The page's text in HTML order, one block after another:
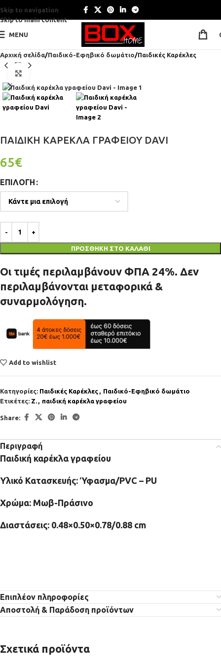
Skip to navigation
Skip to main content
MENU
Αρχική σελίδα Παιδικό-Εφηβικό δωμάτιο Παιδικές Καρέκλες
ΠΑΙΔΙΚΉ ΚΑΡΈΚΛΑ ΓΡΑΦΕΊΟΥ DAVI
65€
ΕΠΙΛΟΓΉ
ΠΡΟΣΘΉΚΗ ΣΤΟ ΚΑΛΆΘΙ
Οι τιμές περιλαμβάνουν ΦΠΑ 24%. Δεν
περιλαμβάνονται μεταφορικά &
συναρμολόγηση.
Add to wishlist
Κατηγορίες: Παιδικές Καρέκλες , Παιδικό-Εφηβικό δωμάτιο
Ετικέτες: Z. , παιδική καρέκλα γραφείου
Share:
Περιγραφή
Παιδική καρέκλα γραφείου
Υλικό Κατασκευής: Ύφασμα/PVC – PU
Χρώμα: Μωβ-Πράσινο
Διαστάσεις: 0.48×0.50×0.78/0.88 cm
Επιπλέον πληροφορίες
Αποστολή & Παράδοση προϊόντων
Σχετικά προϊόντα